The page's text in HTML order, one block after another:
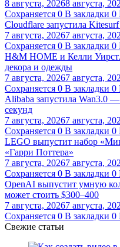
8 августа, 20268 августа,
Сохраняется 0 В закладки 0
Cloudflare запустила
7 августа, 20267 августа,
Сохраняется 0 В закладки 0
H&M HOME и Келли
декора и одежды
7 августа, 20267 августа,
Сохраняется 0 В закладки 0
Alibaba запустила Wan3.0
секунд
7 августа, 20267 августа,
Сохраняется 0 В закладки 0
LEGO выпустит набор
«Гарри Поттера»
7 августа, 20267 августа,
Сохраняется 0 В закладки 0
OpenAI выпустит умную
может стоить $300–400
7 августа, 20267 августа,
Сохраняется 0 В закладки 0
Свежие статьи